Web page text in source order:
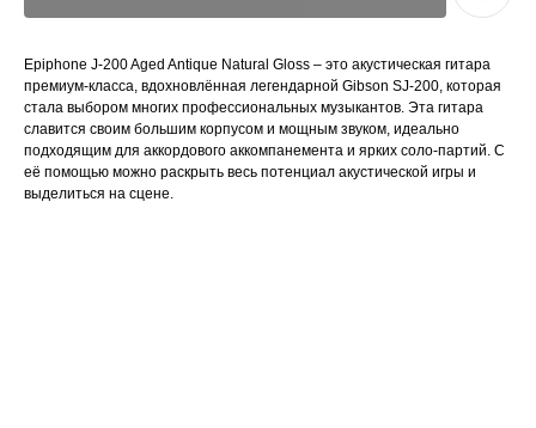
Epiphone J-200 Aged Antique Natural Gloss – это акустическая гитара
премиум-класса, вдохновлённая легендарной Gibson SJ-200, которая
стала выбором многих профессиональных музыкантов. Эта гитара
славится своим большим корпусом и мощным звуком, идеально
подходящим для аккордового аккомпанемента и ярких соло-партий. С
её помощью можно раскрыть весь потенциал акустической игры и
выделиться на сцене.